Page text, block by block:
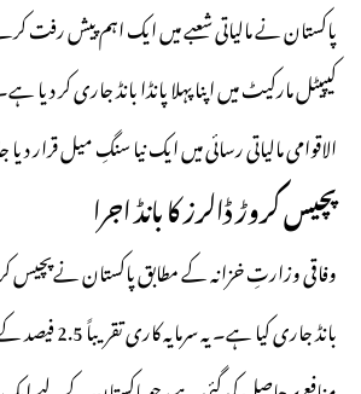
پاکستان نے مالیاتی شعبے میں ایک اہم پیش رفت
کیپیٹل مارکیٹ میں اپنا پہلا پانڈا بانڈ جاری کر دیا
الاقوامی مالیاتی رسائی میں ایک نیا سنگِ میل قرار
پچیس کروڑ ڈالرز کا بانڈ اجرا
وفاقی وزارتِ خزانہ کے مطابق پاکستان نےپچیس
بانڈ جاری کیا